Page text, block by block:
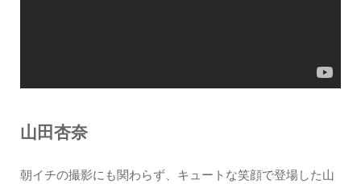
山田杏奈
朝イチの撮影にも関わらず、キュートな笑顔で登場した山